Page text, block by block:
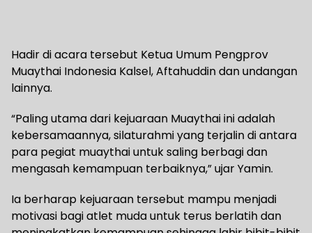
Hadir di acara tersebut Ketua Umum Pengprov
Muaythai Indonesia Kalsel, Aftahuddin dan undangan
lainnya.
“Paling utama dari kejuaraan Muaythai ini adalah
kebersamaannya, silaturahmi yang terjalin di antara
para pegiat muaythai untuk saling berbagi dan
mengasah kemampuan terbaiknya,” ujar Yamin.
Ia berharap kejuaraan tersebut mampu menjadi
motivasi bagi atlet muda untuk terus berlatih dan